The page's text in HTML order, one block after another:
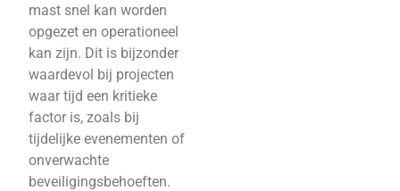
mast snel kan worden
opgezet en operationeel
kan zijn. Dit is bijzonder
waardevol bij projecten
waar tijd een kritieke
factor is, zoals bij
tijdelijke evenementen of
onverwachte
beveiligingsbehoeften.